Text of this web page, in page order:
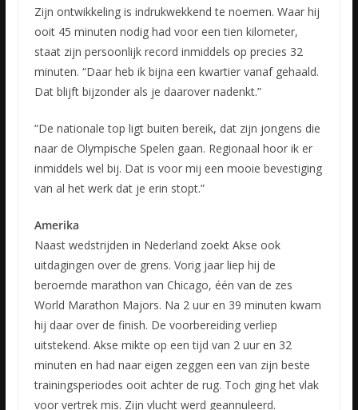
Zijn ontwikkeling is indrukwekkend te noemen. Waar hij
ooit 45 minuten nodig had voor een tien kilometer,
staat zijn persoonlijk record inmiddels op precies 32
minuten. “Daar heb ik bijna een kwartier vanaf gehaald.
Dat blijft bijzonder als je daarover nadenkt.”
“De nationale top ligt buiten bereik, dat zijn jongens die
naar de Olympische Spelen gaan. Regionaal hoor ik er
inmiddels wel bij. Dat is voor mij een mooie bevestiging
van al het werk dat je erin stopt.”
Amerika
Naast wedstrijden in Nederland zoekt Akse ook
uitdagingen over de grens. Vorig jaar liep hij de
beroemde marathon van Chicago, één van de zes
World Marathon Majors. Na 2 uur en 39 minuten kwam
hij daar over de finish. De voorbereiding verliep
uitstekend. Akse mikte op een tijd van 2 uur en 32
minuten en had naar eigen zeggen een van zijn beste
trainingsperiodes ooit achter de rug. Toch ging het vlak
voor vertrek mis. Zijn vlucht werd geannuleerd.